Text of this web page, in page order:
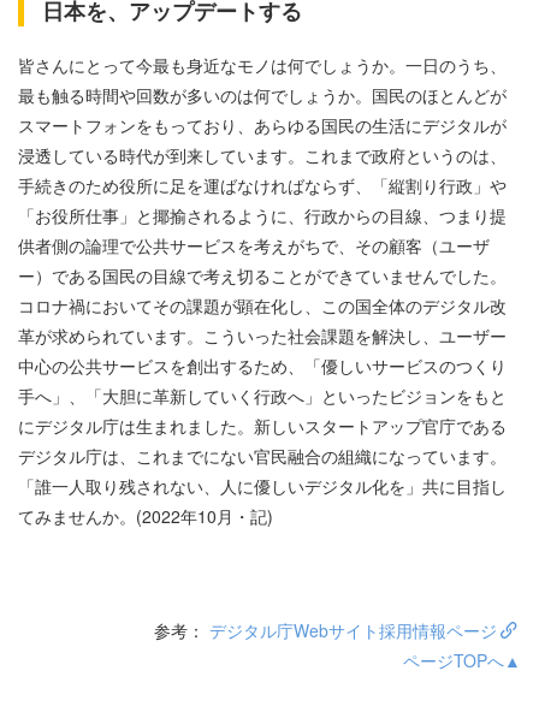
日本を、アップデートする
皆さんにとって今最も身近なモノは何でしょうか。一日のうち、
最も触る時間や回数が多いのは何でしょうか。国民のほとんどが
スマートフォンをもっており、あらゆる国民の生活にデジタルが
浸透している時代が到来しています。これまで政府というのは、
手続きのため役所に足を運ばなければならず、「縦割り行政」や
「お役所仕事」と揶揄されるように、行政からの目線、つまり提
供者側の論理で公共サービスを考えがちで、その顧客（ユーザ
ー）である国民の目線で考え切ることができていませんでした。
コロナ禍においてその課題が顕在化し、この国全体のデジタル改
革が求められています。こういった社会課題を解決し、ユーザー
中心の公共サービスを創出するため、「優しいサービスのつくり
手へ」、「大胆に革新していく行政へ」といったビジョンをもと
にデジタル庁は生まれました。新しいスタートアップ官庁である
デジタル庁は、これまでにない官民融合の組織になっています。
「誰一人取り残されない、人に優しいデジタル化を」共に目指し
てみませんか。(2022年10月・記)
参考： デジタル庁Webサイト採用情報ページ
ページTOPへ▲